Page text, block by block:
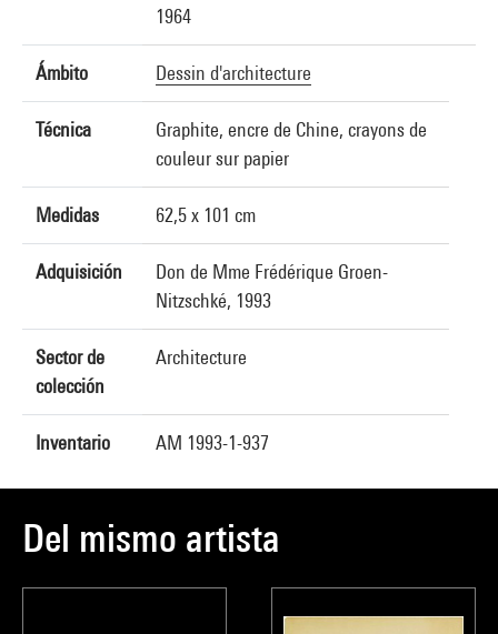
1964
Ámbito Dessin d'architecture
Técnica
Graphite, encre de Chine, crayons de
couleur sur papier
Medidas 62,5 x 101 cm
Adquisición
Don de Mme Frédérique Groen-
Nitzschké, 1993
Sector de
colección
Architecture
Inventario AM 1993-1-937
Del mismo artista